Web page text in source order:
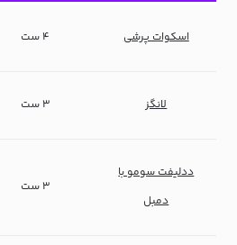
اسکوات پرشی ۴ ست
لانگز ۳ ست
ددلیفت سومو با
دمبل
۳ ست